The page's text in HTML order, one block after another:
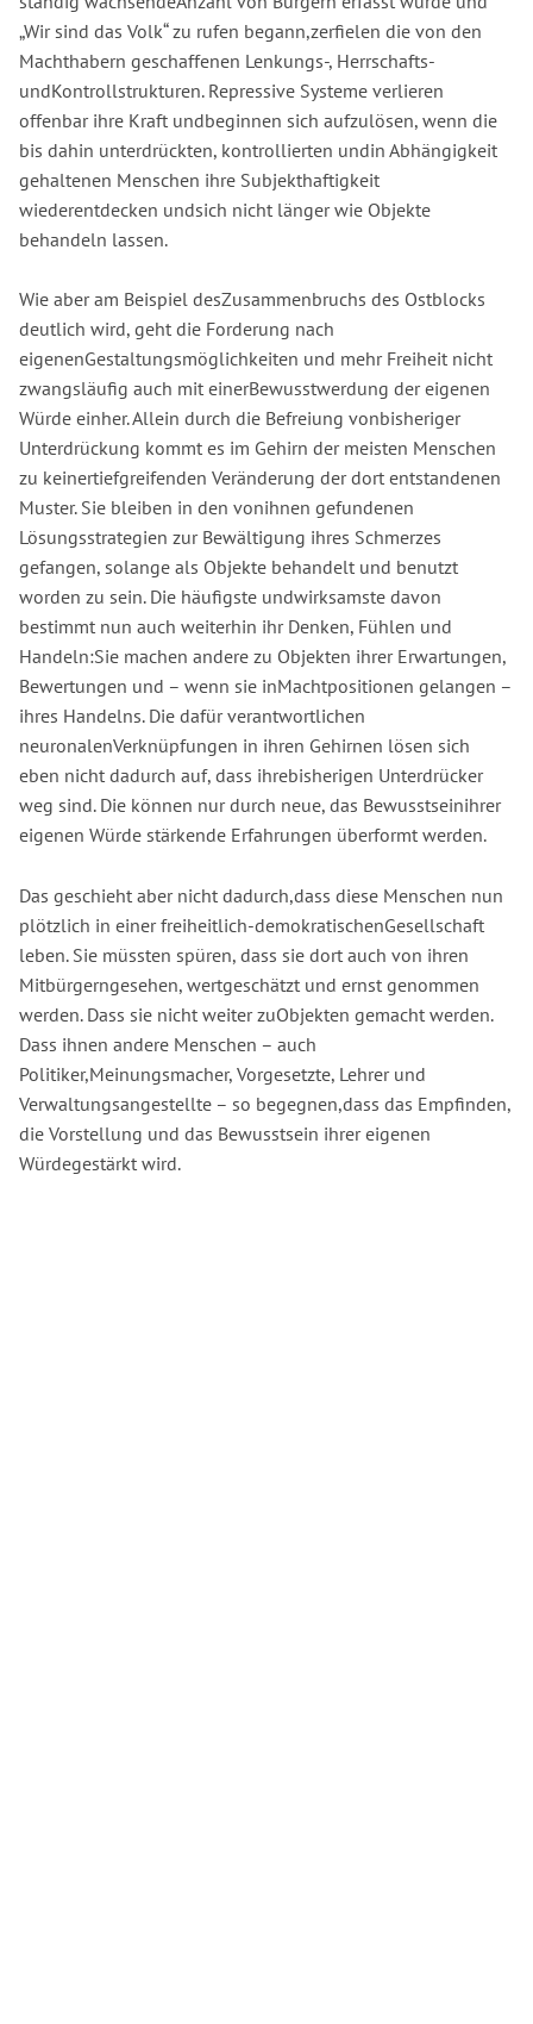
„Wir sind das Volk“ zu rufen begann,zerfielen die von den
Machthabern geschaffenen Lenkungs-, Herrschafts-
undKontrollstrukturen. Repressive Systeme verlieren
offenbar ihre Kraft undbeginnen sich aufzulösen, wenn die
bis dahin unterdrückten, kontrollierten undin Abhängigkeit
gehaltenen Menschen ihre Subjekthaftigkeit
wiederentdecken undsich nicht länger wie Objekte
behandeln lassen.
Wie aber am Beispiel desZusammenbruchs des Ostblocks
deutlich wird, geht die Forderung nach
eigenenGestaltungsmöglichkeiten und mehr Freiheit nicht
zwangsläufig auch mit einerBewusstwerdung der eigenen
Würde einher. Allein durch die Befreiung vonbisheriger
Unterdrückung kommt es im Gehirn der meisten Menschen
zu keinertiefgreifenden Veränderung der dort entstandenen
Muster. Sie bleiben in den vonihnen gefundenen
Lösungsstrategien zur Bewältigung ihres Schmerzes
gefangen, solange als Objekte behandelt und benutzt
worden zu sein. Die häufigste undwirksamste davon
bestimmt nun auch weiterhin ihr Denken, Fühlen und
Handeln:Sie machen andere zu Objekten ihrer Erwartungen,
Bewertungen und – wenn sie inMachtpositionen gelangen –
ihres Handelns. Die dafür verantwortlichen
neuronalenVerknüpfungen in ihren Gehirnen lösen sich
eben nicht dadurch auf, dass ihrebisherigen Unterdrücker
weg sind. Die können nur durch neue, das Bewusstseinihrer
eigenen Würde stärkende Erfahrungen überformt werden.
Das geschieht aber nicht dadurch,dass diese Menschen nun
plötzlich in einer freiheitlich-demokratischenGesellschaft
leben. Sie müssten spüren, dass sie dort auch von ihren
Mitbürgerngesehen, wertgeschätzt und ernst genommen
werden. Dass sie nicht weiter zuObjekten gemacht werden.
Dass ihnen andere Menschen – auch
Politiker,Meinungsmacher, Vorgesetzte, Lehrer und
Verwaltungsangestellte – so begegnen,dass das Empfinden,
die Vorstellung und das Bewusstsein ihrer eigenen
Würdegestärkt wird.